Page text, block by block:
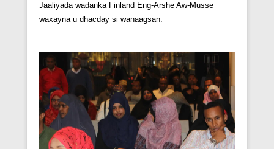
Jaaliyada wadanka Finland Eng-Arshe Aw-Musse
waxayna u dhacday si wanaagsan.